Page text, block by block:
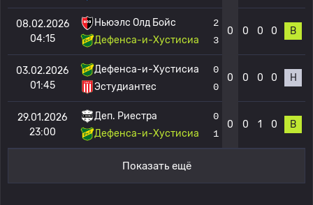
08.02.2026
04:15
Ньюэлс Олд Бойс
Дефенса-и-Хустисиа
2
3
0 0 0 0 В
03.02.2026
01:45
Дефенса-и-Хустисиа
Эстудиантес
0
0
0 0 0 0 Н
29.01.2026
23:00
Деп. Риестра
Дефенса-и-Хустисиа
0
1
0 0 1 0 В
Показать ещё